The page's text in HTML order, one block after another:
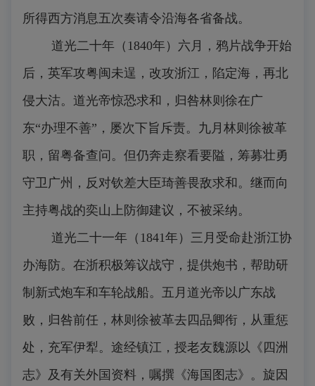
所得西方消息五次奏请令沿海各省备战。
道光二十年（1840年）六月，鸦片战争开始
后，英军攻粤闽未逞，改攻浙江，陷定海，再北
侵大沽。道光帝惊恐求和，归咎林则徐在广
东“办理不善”，屡次下旨斥责。九月林则徐被革
职，留粤备查问。但仍奔走察看要隘，筹募壮勇
守卫广州，反对钦差大臣琦善畏敌求和。继而向
主持粤战的奕山上防御建议，不被采纳。
道光二十一年（1841年）三月受命赴浙江协
办海防。在浙积极筹议战守，提供炮书，帮助研
制新式炮车和车轮战船。五月道光帝以广东战
败，归咎前任，林则徐被革去四品卿衔，从重惩
处，充军伊犁。途经镇江，授老友魏源以《四洲
志》及有关外国资料，嘱撰《海国图志》。旋因